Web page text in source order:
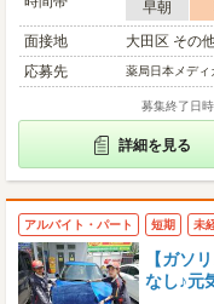
早朝
面接地
大田区 その
応募先
薬局日本メデ
募集終了日
詳細を見る
アルバイト・パート 短期 未
【ガソ
なし♪元